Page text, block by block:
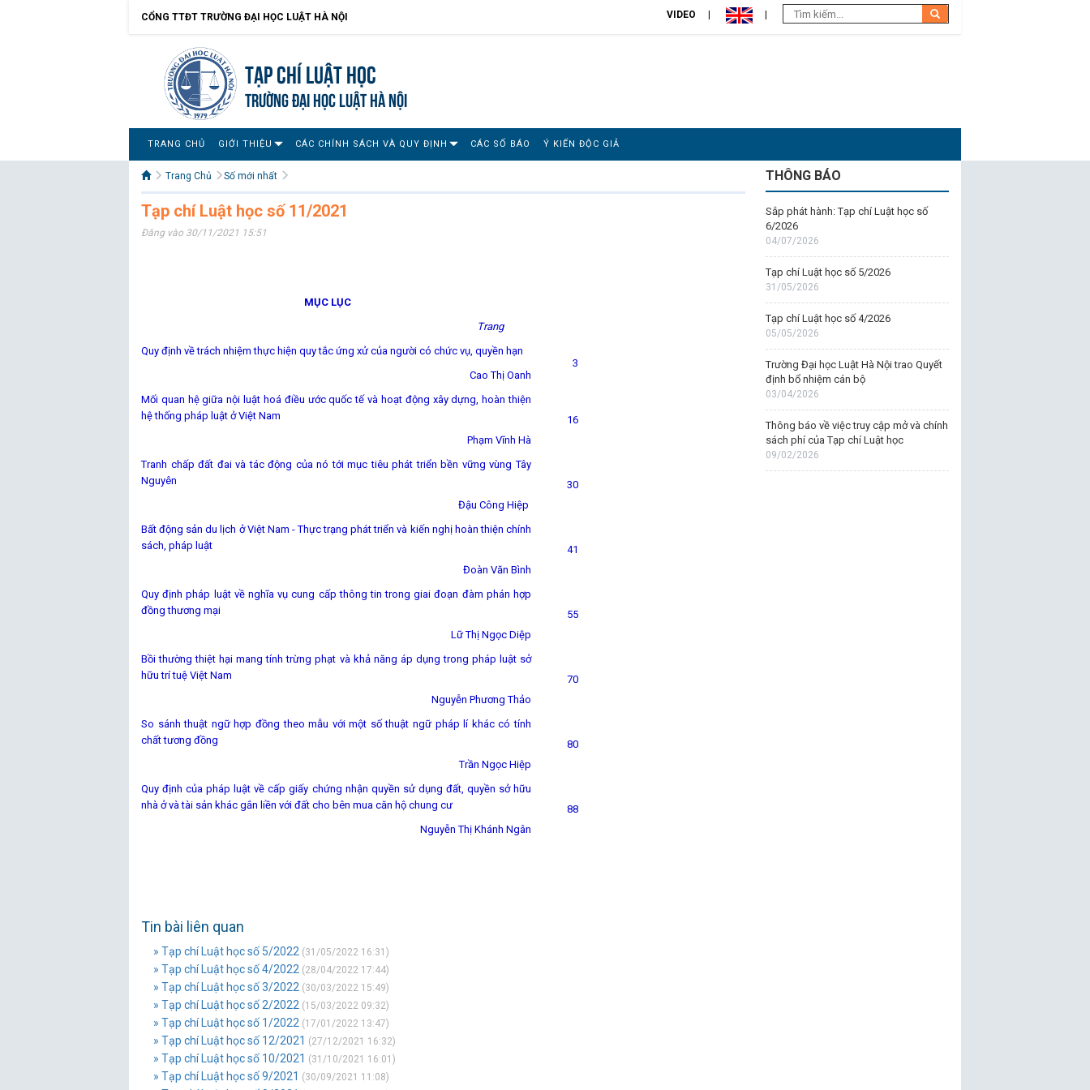
CỔNG TTĐT TRƯỜNG ĐẠI HỌC LUẬT HÀ NỘI VIDEO
Tạp chí Luật học
TRƯỜNG ĐẠI HỌC LUẬT HÀ NỘI
TRANG CHỦ GIỚI THIỆU CÁC CHÍNH SÁCH VÀ QUY ĐỊNH CÁC SỐ BÁO Ý KIẾN ĐỘC GIẢ
Trang Chủ Số mới nhất
Tạp chí Luật học số 11/2021
Đăng vào 30/11/2021 15:51
MỤC LỤC
Trang
Quy định về trách nhiệm thực hiện quy tắc ứng xử của người có chức vụ, quyền hạn
Cao Thị Oanh
3
Mối quan hệ giữa nội luật hoá điều ước quốc tế và hoạt động xây dựng, hoàn thiện
hệ thống pháp luật ở Việt Nam
Phạm Vĩnh Hà
16
Tranh chấp đất đai và tác động của nó tới mục tiêu phát triển bền vững vùng Tây
Nguyên
Đậu Công Hiệp
30
Bất động sản du lịch ở Việt Nam - Thực trạng phát triển và kiến nghị hoàn thiện chính
sách, pháp luật
Đoàn Văn Bình
41
Quy định pháp luật về nghĩa vụ cung cấp thông tin trong giai đoạn đàm phán hợp
đồng thương mại
Lữ Thị Ngọc Diệp
55
Bồi thường thiệt hại mang tính trừng phạt và khả năng áp dụng trong pháp luật sở
hữu trí tuệ Việt Nam
Nguyễn Phương Thảo
70
So sánh thuật ngữ hợp đồng theo mẫu với một số thuật ngữ pháp lí khác có tính
chất tương đồng
Trần Ngọc Hiệp
80
Quy định của pháp luật về cấp giấy chứng nhận quyền sử dụng đất, quyền sở hữu
nhà ở và tài sản khác gắn liền với đất cho bên mua căn hộ chung cư
Nguyễn Thị Khánh Ngân
88
Tin bài liên quan
» Tạp chí Luật học số 5/2022 (31/05/2022 16:31)
» Tạp chí Luật học số 4/2022 (28/04/2022 17:44)
» Tạp chí Luật học số 3/2022 (30/03/2022 15:49)
» Tạp chí Luật học số 2/2022 (15/03/2022 09:32)
» Tạp chí Luật học số 1/2022 (17/01/2022 13:47)
» Tạp chí Luật học số 12/2021 (27/12/2021 16:32)
» Tạp chí Luật học số 10/2021 (31/10/2021 16:01)
» Tạp chí Luật học số 9/2021 (30/09/2021 11:08)
THÔNG BÁO
Sắp phát hành: Tạp chí Luật học số
6/2026
04/07/2026
Tạp chí Luật học số 5/2026
31/05/2026
Tạp chí Luật học số 4/2026
05/05/2026
Trường Đại học Luật Hà Nội trao Quyết
định bổ nhiệm cán bộ
03/04/2026
Thông báo về việc truy cập mở và chính
sách phí của Tạp chí Luật học
09/02/2026